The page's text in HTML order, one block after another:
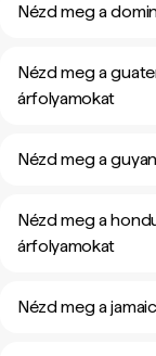
Nézd meg a
Nézd meg a
árfolyamokat
Nézd meg a
Nézd meg a
árfolyamokat
Nézd meg a